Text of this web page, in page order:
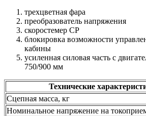
трехцветная фара
преобразователь напряжения
скоростемер СР
блокировка возможности
кабины
усиленная силовая часть с
750/900 мм
Технические
Сцепная масса, кг
Номинальное напряжение на